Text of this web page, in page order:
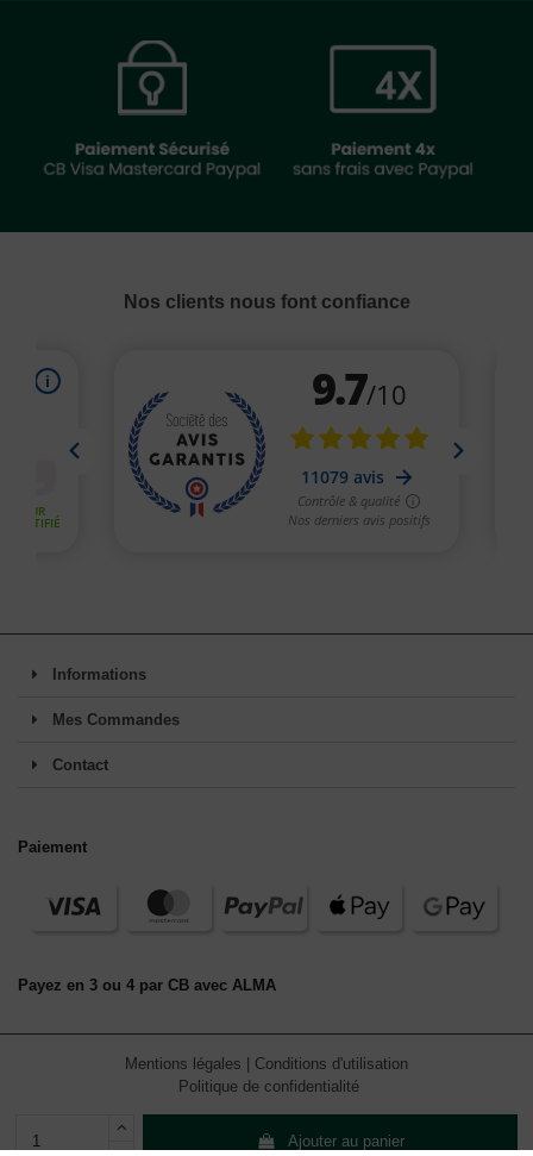
Ajouter au panier
Nos clients nous font confiance
Informations
Mes Commandes
Contact
Paiement
Payez en 3 ou 4 par CB avec ALMA
Mentions légales
Conditions d'utilisation
Politique de confidentialité